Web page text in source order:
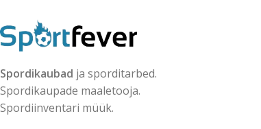
Spordikaubad ja sporditarbed.
Spordikaupade maaletooja.
Spordiinventari müük.